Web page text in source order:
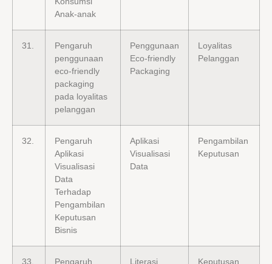
Anak-anak
31.
Pengaruh
penggunaan
eco-friendly
packaging
pada loyalitas
pelanggan
Penggunaan
Eco-friendly
Packaging
Loyalitas
Pelanggan
32.
Pengaruh
Aplikasi
Visualisasi
Data
Terhadap
Pengambilan
Keputusan
Bisnis
Aplikasi
Visualisasi
Data
Pengambilan
Keputusan
33.
Pengaruh
Literasi
Keputusan